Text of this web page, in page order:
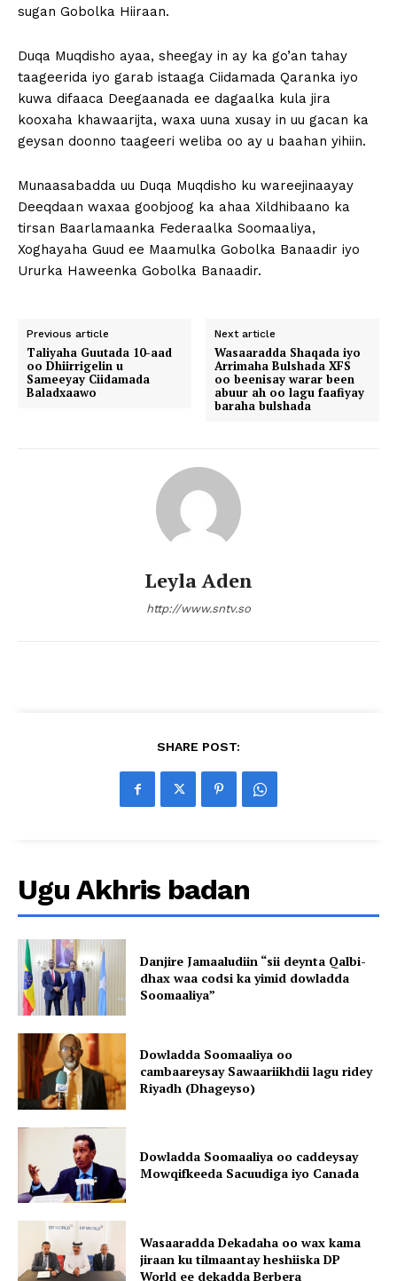
sugan Gobolka Hiiraan.
Duqa Muqdisho ayaa, sheegay in ay ka go’an tahay
taageerida iyo garab istaaga Ciidamada Qaranka iyo
kuwa difaaca Deegaanada ee dagaalka kula jira
kooxaha khawaarijta, waxa uuna xusay in uu gacan ka
geysan doonno taageeri weliba oo ay u baahan yihiin.
Munaasabadda uu Duqa Muqdisho ku wareejinaayay
Deeqdaan waxaa goobjoog ka ahaa Xildhibaano ka
tirsan Baarlamaanka Federaalka Soomaaliya,
Xoghayaha Guud ee Maamulka Gobolka Banaadir iyo
Ururka Haweenka Gobolka Banaadir.
Previous article
Taliyaha Guutada 10-aad
oo Dhiirrigelin u
Sameeyay Ciidamada
Baladxaawo
Next article
Wasaaradda Shaqada iyo
Arrimaha Bulshada XFS
oo beenisay warar been
abuur ah oo lagu faafiyay
baraha bulshada
Leyla Aden
http://www.sntv.so
SHARE POST:
Ugu Akhris badan
Danjire Jamaaludiin “sii deynta Qalbi-
dhax waa codsi ka yimid dowladda
Soomaaliya”
Dowladda Soomaaliya oo
cambaareysay Sawaariikhdii lagu ridey
Riyadh (Dhageyso)
Dowladda Soomaaliya oo caddeysay
Mowqifkeeda Sacuudiga iyo Canada
Wasaaradda Dekadaha oo wax kama
jiraan ku tilmaantay heshiiska DP
World ee dekadda Berbera